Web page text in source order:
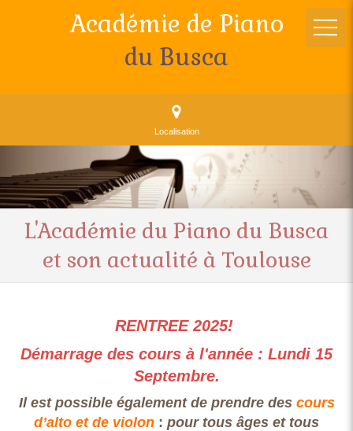
Académie de Piano
du Busca
Localisation
L'Académie du Piano du Busca
et son actualité à Toulouse
RENTREE 2025!
Démarrage des cours à l'année : Lundi 15
Septembre.
Il est possible également de prendre des cours
d’alto et de violon : pour tous âges et tous